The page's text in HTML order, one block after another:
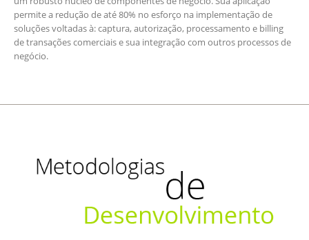
permite a redução de até 80% no esforço na implementação de
soluções voltadas à: captura, autorização, processamento e billing
de transações comerciais e sua integração com outros processos de
negócio.